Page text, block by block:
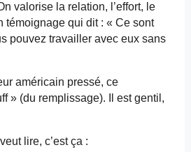
valorise la relation, l’effort, le
témoignage qui dit : « Ce sont
pouvez travailler avec eux sans
américain pressé, ce
» (du remplissage). Il est gentil,
lire, c’est ça :